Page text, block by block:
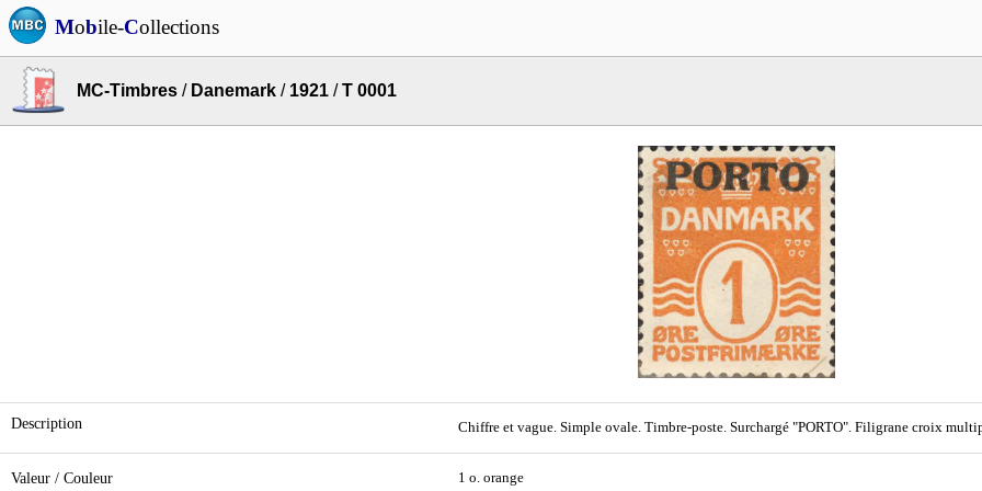
Mobile-Collections
MC-Timbres / Danemark / 1921 /T 0001
Description Chiffre et vague. Simple ovale. Timbre-poste. Surchargé "PORTO". Filigrane croix
Valeur / Couleur 1 o. orange